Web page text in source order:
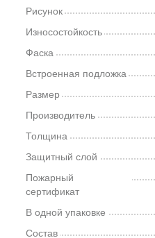
Рисунок
Износостойкость
Фаска
Встроенная подложка
Размер
Производитель
Толщина
Защитный слой
Пожарный
сертификат
В одной упаковке
Состав